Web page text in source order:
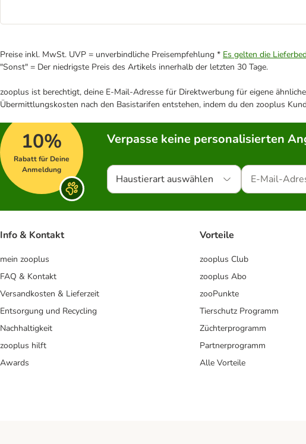
Preise inkl. MwSt. UVP = unverbindliche Preisempfehlung * Es gelten die
"Sonst" = Der niedrigste Preis des Artikels innerhalb der letzten 30 Tage.
zooplus ist berechtigt, deine E-Mail-Adresse für Direktwerbung für eigene
Übermittlungskosten nach den Basistarifen entstehen, indem du den zooplus
10%
Rabatt für Deine
Anmeldung
Verpasse keine personalisierten
Haustierart auswählen
Info & Kontakt
mein zooplus
FAQ & Kontakt
Versandkosten & Lieferzeit
Entsorgung und Recycling
Nachhaltigkeit
zooplus hilft
Awards
Vorteile
zooplus Club
zooplus Abo
zooPunkte
Tierschutz Programm
Züchterprogramm
Partnerprogramm
Alle Vorteile